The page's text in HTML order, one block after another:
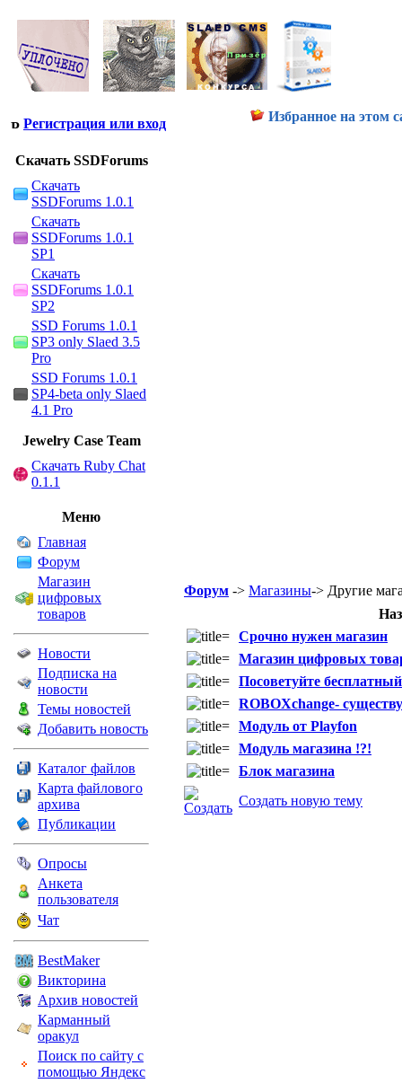
Регистрация или вход Избранное на этом
Скачать SSDForums
Скачать
SSDForums 1.0.1
Скачать
SSDForums 1.0.1
SP1
Скачать
SSDForums 1.0.1
SP2
SSD Forums 1.0.1
SP3 only Slaed 3.5
Pro
SSD Forums 1.0.1
SP4-beta only Slaed
4.1 Pro
Jewelry Сase Team
Скачать Ruby Chat
0.1.1
Меню
Главная
Форум
Магазин
цифровых
товаров
Новости
Подписка на
новости
Темы новостей
Добавить новость
Каталог файлов
Карта файлового
архива
Публикации
Опросы
Анкета
пользователя
Чат
BestMaker
Викторина
Архив новостей
Карманный
оракул
Поиск по сайту с
помощью Яндекс
Форум -> Магазины-> Другие
Срочно нужен магазин
Магазин цифровых
Посоветуйте
ROBOXchange-
Модуль от Playfon
Модуль магазина !?!
Блок магазина
Создать новую тему